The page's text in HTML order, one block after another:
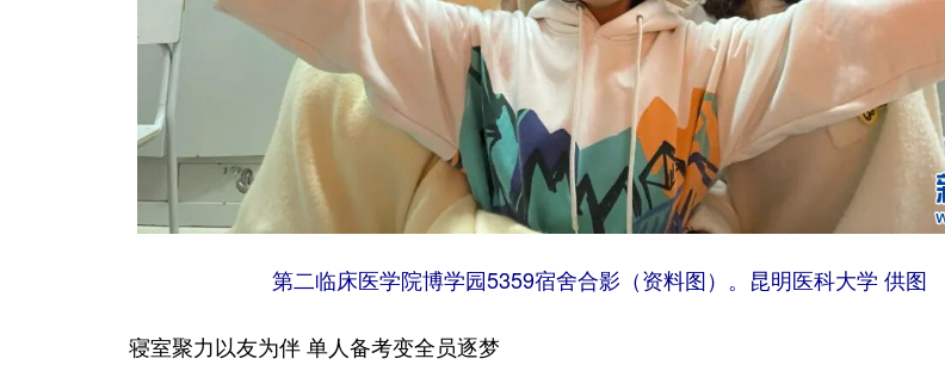
第二临床医学院博学园5359宿舍合影（资料图）。昆明医科大学 供图
寝室聚力以友为伴 单人备考变全员逐梦